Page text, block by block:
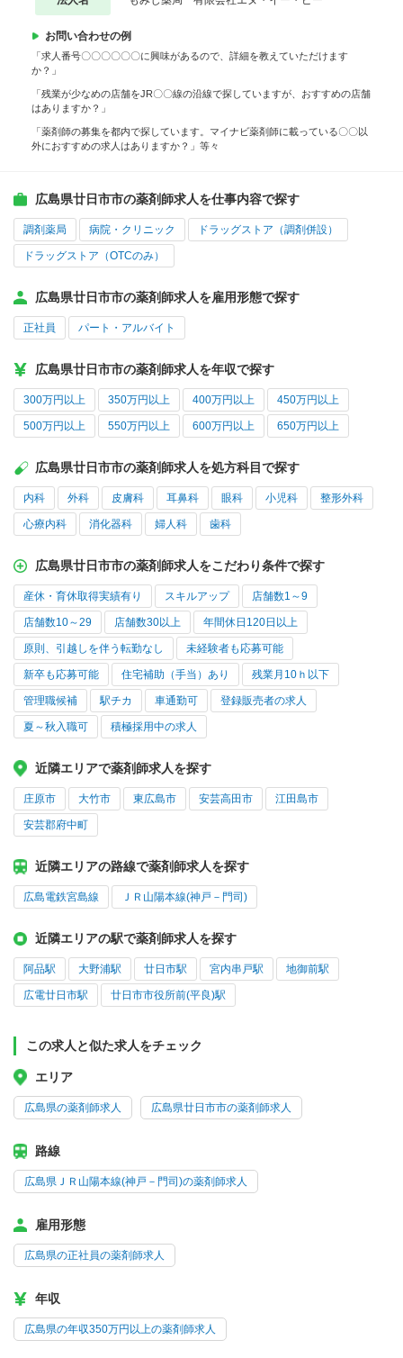
お問い合わせの例
「求人番号〇〇〇〇〇〇に興味があるので、詳細を教えていただけます
か？」
「残業が少なめの店舗をJR〇〇線の沿線で探していますが、おすすめの店舗
はありますか？」
「薬剤師の募集を都内で探しています。マイナビ薬剤師に載っている〇〇以
外におすすめの求人はありますか？」等々
広島県廿日市市の薬剤師求人を仕事内容で探す
調剤薬局 病院・クリニック ドラッグストア（調剤併設）
ドラッグストア（OTCのみ）
広島県廿日市市の薬剤師求人を雇用形態で探す
正社員 パート・アルバイト
広島県廿日市市の薬剤師求人を年収で探す
300万円以上 350万円以上 400万円以上 450万円以上
500万円以上 550万円以上 600万円以上 650万円以上
広島県廿日市市の薬剤師求人を処方科目で探す
内科 外科 皮膚科 耳鼻科 眼科 小児科 整形外科
心療内科 消化器科 婦人科 歯科
広島県廿日市市の薬剤師求人をこだわり条件で探す
産休・育休取得実績有り スキルアップ 店舗数1～9
店舗数10～29 店舗数30以上 年間休日120日以上
原則、引越しを伴う転勤なし 未経験者も応募可能
新卒も応募可能 住宅補助（手当）あり 残業月10ｈ以下
管理職候補 駅チカ 車通勤可 登録販売者の求人
夏～秋入職可 積極採用中の求人
近隣エリアで薬剤師求人を探す
庄原市 大竹市 東広島市 安芸高田市 江田島市
安芸郡府中町
近隣エリアの路線で薬剤師求人を探す
広島電鉄宮島線 ＪＲ山陽本線(神戸－門司)
近隣エリアの駅で薬剤師求人を探す
阿品駅 大野浦駅 廿日市駅 宮内串戸駅 地御前駅
広電廿日市駅 廿日市市役所前(平良)駅
この求人と似た求人をチェック
エリア
広島県の薬剤師求人 広島県廿日市市の薬剤師求人
路線
広島県ＪＲ山陽本線(神戸－門司)の薬剤師求人
雇用形態
広島県の正社員の薬剤師求人
年収
広島県の年収350万円以上の薬剤師求人